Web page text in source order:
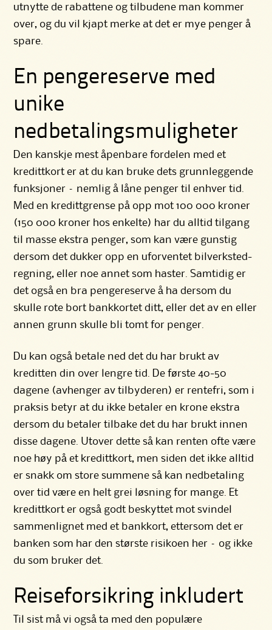
utnytte de rabattene og tilbudene man kommer
over, og du vil kjapt merke at det er mye penger å
spare.
En pengereserve med
unike
nedbetalingsmuligheter
Den kanskje mest åpenbare fordelen med et
kredittkort er at du kan bruke dets grunnleggende
funksjoner – nemlig å låne penger til enhver tid.
Med en kredittgrense på opp mot 100 000 kroner
(150 000 kroner hos enkelte) har du alltid tilgang
til masse ekstra penger, som kan være gunstig
dersom det dukker opp en uforventet bilverksted-
regning, eller noe annet som haster. Samtidig er
det også en bra pengereserve å ha dersom du
skulle rote bort bankkortet ditt, eller det av en eller
annen grunn skulle bli tomt for penger.
Du kan også betale ned det du har brukt av
kreditten din over lengre tid. De første 40-50
dagene (avhenger av tilbyderen) er rentefri, som i
praksis betyr at du ikke betaler en krone ekstra
dersom du betaler tilbake det du har brukt innen
disse dagene. Utover dette så kan renten ofte være
noe høy på et kredittkort, men siden det ikke alltid
er snakk om store summene så kan nedbetaling
over tid være en helt grei løsning for mange. Et
kredittkort er også godt beskyttet mot svindel
sammenlignet med et bankkort, ettersom det er
banken som har den største risikoen her – og ikke
du som bruker det.
Reiseforsikring inkludert
Til sist må vi også ta med den populære